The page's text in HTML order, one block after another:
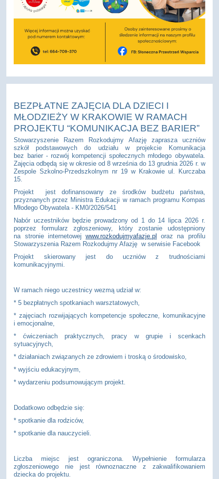
BEZPŁATNE ZAJĘCIA DLA DZIECI I
MŁODZIEŻY W KRAKOWIE W RAMACH
PROJEKTU “KOMUNIKACJA BEZ BARIER”
Stowarzyszenie Razem Rozkodujmy Afazję zaprasza uczniów
szkół podstawowych do udziału w projekcie Komunikacja
bez barier - rozwój kompetencji społecznych młodego obywatela.
Zajęcia odbędą się w okresie od 8 września do 13 grudnia 2026 r. w
Zespole Szkolno-Przedszkolnym nr 19 w Krakowie ul. Kurczaba
15.
Projekt jest dofinansowany ze środków budżetu państwa,
przyznanych przez Ministra Edukacji w ramach programu Kompas
Młodego Obywatela - KM0/2026/541
Nabór uczestników będzie prowadzony od 1 do 14 lipca 2026 r.
poprzez formularz zgłoszeniowy, który zostanie udostępniony
na stronie internetowej www.rozkodujmyafazje.pl
oraz na profilu
Stowarzyszenia Razem Rozkodujmy Afazję w serwisie Facebook
Projekt skierowany jest do uczniów z trudnościami
komunikacyjnymi.
W ramach niego uczestnicy wezmą udział w:
* 5 bezpłatnych spotkaniach warsztatowych,
* zajęciach rozwijających kompetencje społeczne, komunikacyjne
i emocjonalne,
* ćwiczeniach praktycznych, pracy w grupie i scenkach
sytuacyjnych,
* działaniach związanych ze zdrowiem i troską o środowisko,
* wyjściu edukacyjnym,
* wydarzeniu podsumowującym projekt.
Dodatkowo odbędzie się:
* spotkanie dla rodziców,
* spotkanie dla nauczycieli.
Liczba miejsc jest ograniczona. Wypełnienie formularza
zgłoszeniowego nie jest równoznaczne z zakwalifikowaniem
dziecka do projektu.